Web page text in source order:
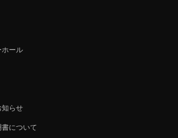
ホール
知らせ
について